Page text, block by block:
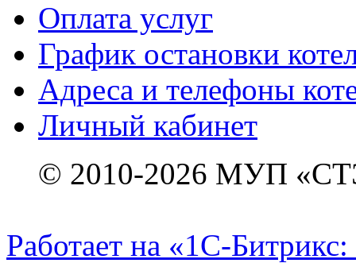
Оплата услуг
График остановки
Адреса и телефоны
Личный кабинет
© 2010-2026 МУП
Работает на «1С-